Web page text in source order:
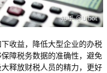
收益，降低大型企业的办税
障税务数据的准确性，避免
释放财税人员的精力，更好